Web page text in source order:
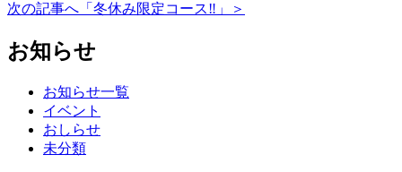
次の記事へ「冬休み限定コース‼️」＞
お知らせ
お知らせ一覧
イベント
おしらせ
未分類